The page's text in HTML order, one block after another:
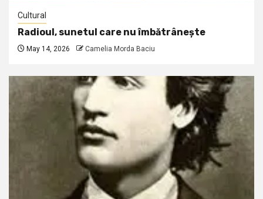
Cultural
Radioul, sunetul care nu îmbătrânește
May 14, 2026 Camelia Morda Baciu